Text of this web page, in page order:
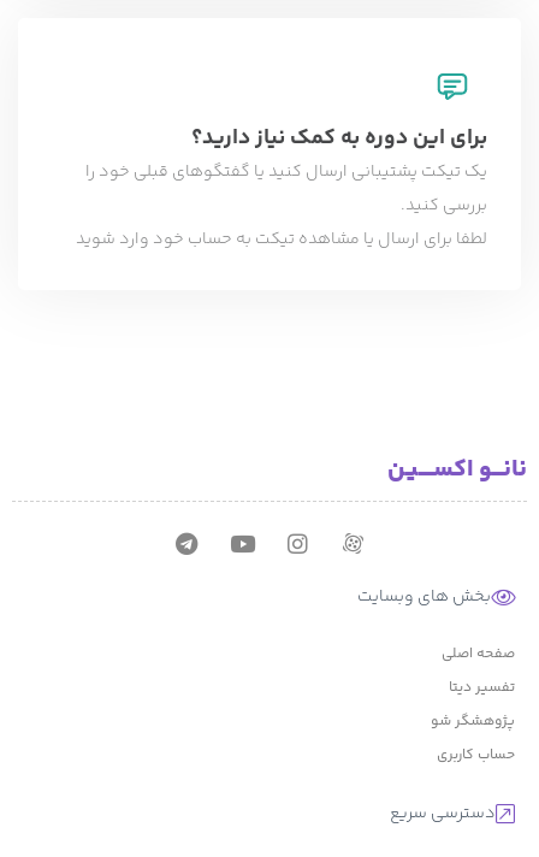
برای این دوره به کمک نیاز دارید؟
یک تیکت پشتیبانی ارسال کنید یا گفتگوهای قبلی خود را
بررسی کنید.
لطفا برای ارسال یا مشاهده تیکت به حساب خود وارد شوید
نانـــو اکســــیـن
بخش های وبسایت
صفحه اصلی
تفسیر دیتا
پژوهشگر شو
حساب کاربری
دسترسی سریع